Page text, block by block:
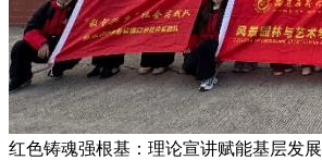
红色铸魂强根基：理论宣讲赋能基层发展